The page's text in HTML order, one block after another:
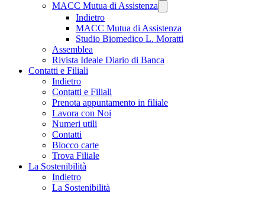
MACC Mutua di Assistenza
Indietro
MACC Mutua di Assistenza
Studio Biomedico L. Moratti
Assemblea
Rivista Ideale Diario di Banca
Contatti e Filiali
Indietro
Contatti e Filiali
Prenota appuntamento in filiale
Lavora con Noi
Numeri utili
Contatti
Blocco carte
Trova Filiale
La Sostenibilità
Indietro
La Sostenibilità